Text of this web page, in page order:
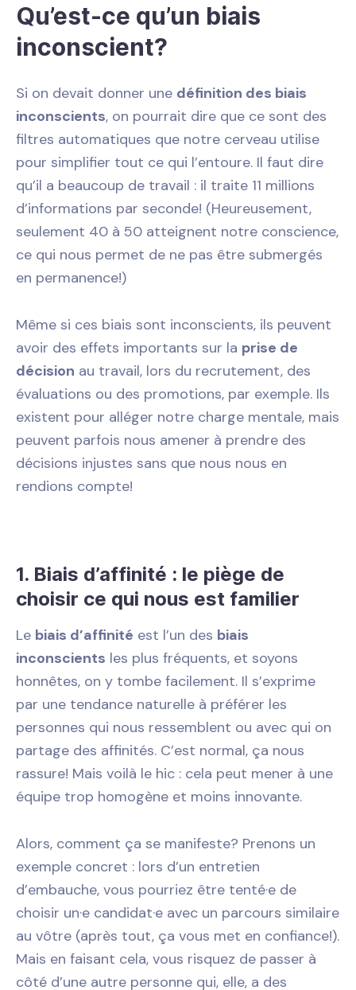
Qu’est-ce qu’un biais
inconscient?
Si on devait donner une définition des biais
inconscients, on pourrait dire que ce sont des
filtres automatiques que notre cerveau utilise
pour simplifier tout ce qui l’entoure. Il faut dire
qu’il a beaucoup de travail : il traite 11 millions
d’informations par seconde! (Heureusement,
seulement 40 à 50 atteignent notre conscience,
ce qui nous permet de ne pas être submergés
en permanence!)
Même si ces biais sont inconscients, ils peuvent
avoir des effets importants sur la prise de
décision au travail, lors du recrutement, des
évaluations ou des promotions, par exemple. Ils
existent pour alléger notre charge mentale, mais
peuvent parfois nous amener à prendre des
décisions injustes sans que nous nous en
rendions compte!
1. Biais d’affinité : le piège de
choisir ce qui nous est familier
Le biais d’affinité est l’un des biais
inconscients les plus fréquents, et soyons
honnêtes, on y tombe facilement. Il s’exprime
par une tendance naturelle à préférer les
personnes qui nous ressemblent ou avec qui on
partage des affinités. C’est normal, ça nous
rassure! Mais voilà le hic : cela peut mener à une
équipe trop homogène et moins innovante.
Alors, comment ça se manifeste? Prenons un
exemple concret : lors d’un entretien
d’embauche, vous pourriez être tenté·e de
choisir un·e candidat·e avec un parcours similaire
au vôtre (après tout, ça vous met en confiance!).
Mais en faisant cela, vous risquez de passer à
côté d’une autre personne qui, elle, a des